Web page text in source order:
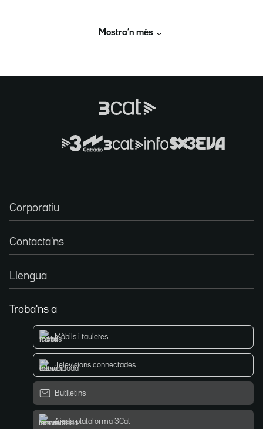
Mostra’n més
Corporatiu
Contacta'ns
Llengua
Troba'ns a
Mòbils i tauletes
Televisions connectades
Butlletins
Ajuda plataforma 3Cat